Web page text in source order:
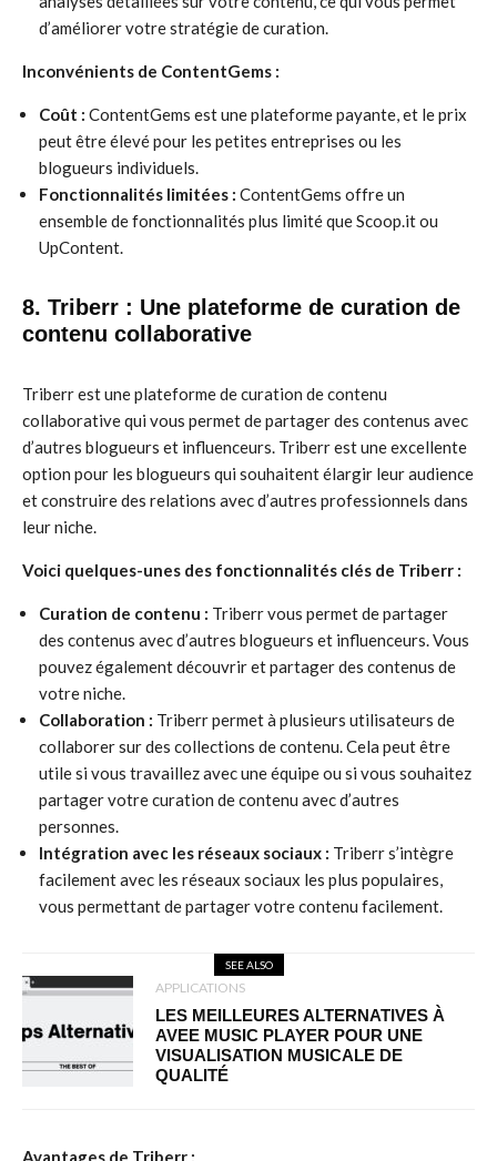
d’améliorer votre stratégie de curation.
Inconvénients de ContentGems :
Coût : ContentGems est une plateforme payante, et le prix
peut être élevé pour les petites entreprises ou les
blogueurs individuels.
Fonctionnalités limitées : ContentGems offre un
ensemble de fonctionnalités plus limité que Scoop.it ou
UpContent.
8. Triberr : Une plateforme de curation de
contenu collaborative
Triberr est une plateforme de curation de contenu
collaborative qui vous permet de partager des contenus avec
d’autres blogueurs et influenceurs. Triberr est une excellente
option pour les blogueurs qui souhaitent élargir leur audience
et construire des relations avec d’autres professionnels dans
leur niche.
Voici quelques-unes des fonctionnalités clés de Triberr :
Curation de contenu : Triberr vous permet de partager
des contenus avec d’autres blogueurs et influenceurs. Vous
pouvez également découvrir et partager des contenus de
votre niche.
Collaboration : Triberr permet à plusieurs utilisateurs de
collaborer sur des collections de contenu. Cela peut être
utile si vous travaillez avec une équipe ou si vous souhaitez
partager votre curation de contenu avec d’autres
personnes.
Intégration avec les réseaux sociaux : Triberr s’intègre
facilement avec les réseaux sociaux les plus populaires,
vous permettant de partager votre contenu facilement.
SEE ALSO
APPLICATIONS
LES MEILLEURES ALTERNATIVES À
AVEE MUSIC PLAYER POUR UNE
VISUALISATION MUSICALE DE
QUALITÉ
Avantages de Triberr :